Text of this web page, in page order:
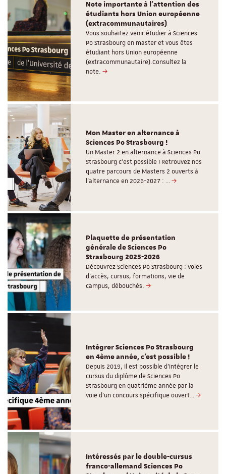
Note importante à l'attention des
étudiants hors Union européenne
(extracommunautaires)
Vous souhaitez venir étudier à Sciences
Po Strasbourg en master et vous êtes
étudiant hors Union européenne
(extracommunautaire).Consultez la
note.
Mon Master en alternance à
Sciences Po Strasbourg !
Un Master 2 en alternance à Sciences Po
Strasbourg c'est possible ! Retrouvez nos
quatre parcours de Masters 2 ouverts à
l'alternance en 2026-2027 : …
Plaquette de présentation
générale de Sciences Po
Strasbourg 2025-2026
Découvrez Sciences Po Strasbourg : voies
d'accès, cursus, formations, vie de
campus, débouchés.
Intégrer Sciences Po Strasbourg
en 4ème année, c'est possible !
Depuis 2019, il est possible d’intégrer le
cursus du diplôme de Sciences Po
Strasbourg en quatrième année par la
voie d’un concours spécifique ouvert…
Intéressés par le double-cursus
franco-allemand Sciences Po